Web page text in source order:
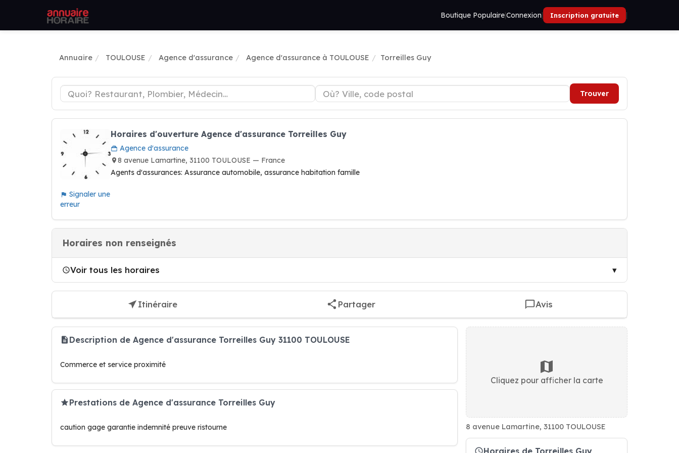
Boutique Populaire|Connexion| Inscription gratuite |
Annuaire TOULOUSE Agence d'assurance Agence d'assurance à TOULOUSE Torreilles Guy
Trouver
Signaler une
erreur
Horaires d'ouverture Agence d'assurance Torreilles Guy
Agence d'assurance
8 avenue Lamartine, 31100 TOULOUSE — France
Agents d'assurances: Assurance automobile, assurance habitation famille
Horaires non renseignés
Voir tous les horaires
Itinéraire Partager Avis
Description de Agence d'assurance Torreilles Guy 31100 TOULOUSE
Commerce et service proximité
Prestations de Agence d'assurance Torreilles Guy
caution gage garantie indemnité preuve ristourne
Cliquez pour afficher la carte
8 avenue Lamartine, 31100 TOULOUSE
Horaires de Torreilles Guy